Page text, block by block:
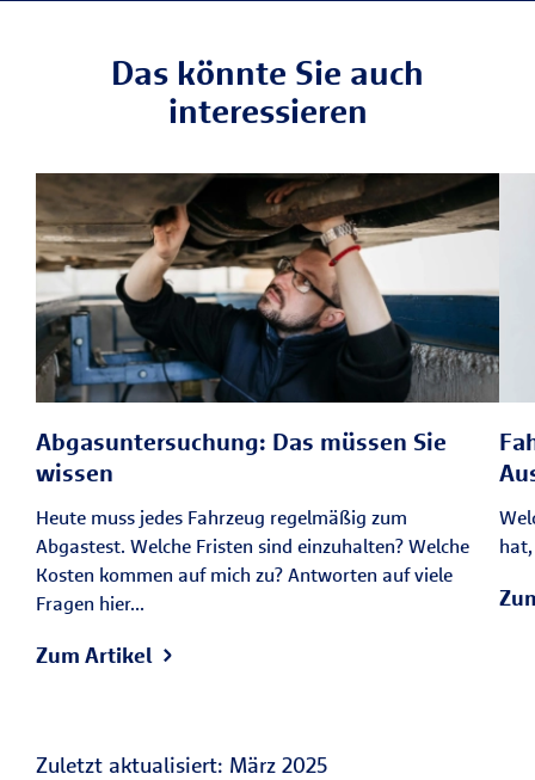
Das könnte Sie auch
interessieren
Abgasuntersuchung: Das müssen Sie
wissen
Heute muss jedes Fahrzeug regelmäßig zum
Abgastest. Welche Fristen sind einzuhalten? Welche
Kosten kommen auf mich zu? Antworten auf viele
Fragen hier...
Zum Artikel
Zuletzt aktualisiert: März 2025